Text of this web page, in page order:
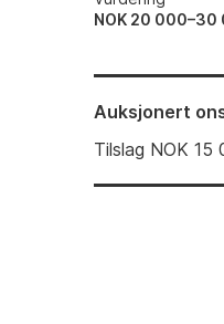
NOK 20 000–30
Auksjonert
Tilslag NOK15